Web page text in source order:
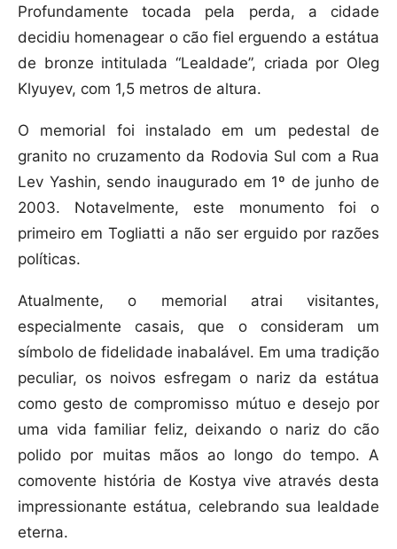
Profundamente tocada pela perda, a cidade
decidiu homenagear o cão fiel erguendo a estátua
de bronze intitulada “Lealdade”, criada por Oleg
Klyuyev, com 1,5 metros de altura.
O memorial foi instalado em um pedestal de
granito no cruzamento da Rodovia Sul com a Rua
Lev Yashin, sendo inaugurado em 1º de junho de
2003. Notavelmente, este monumento foi o
primeiro em Togliatti a não ser erguido por razões
políticas.
Atualmente, o memorial atrai visitantes,
especialmente casais, que o consideram um
símbolo de fidelidade inabalável. Em uma tradição
peculiar, os noivos esfregam o nariz da estátua
como gesto de compromisso mútuo e desejo por
uma vida familiar feliz, deixando o nariz do cão
polido por muitas mãos ao longo do tempo. A
comovente história de Kostya vive através desta
impressionante estátua, celebrando sua lealdade
eterna.